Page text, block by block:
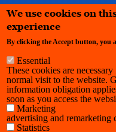
For more detailed credits,
https://
We use cookies on
experience
By clicking the Accept button, you
Essential
These cookies are
normal visit to the website.
information obligation
soon as you access the
Marketing
advertising and remarketing
Statistics